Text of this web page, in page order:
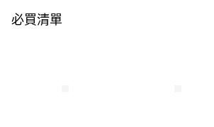
必買清單